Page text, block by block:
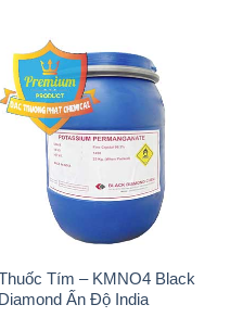
Tím – KMNO4 Black
Diamond Ấn Độ India